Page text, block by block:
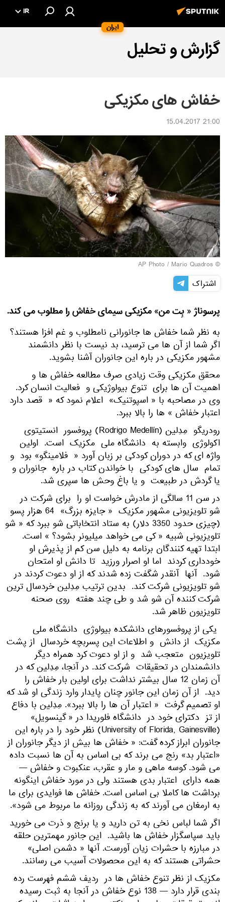
ایران
IR
گزارش و تحلیل
خفاش های مکزیکی
21:00 15.04.2017
© AP Photo / Mario Quadros
اشتراک
پرسوناژ « بِت من» مکزیکی سیمای خفاش را مطلوب می کند.
به نظر شما خفاش ها جانورانی نامطلوب و غم افزا هستند؟
اگر شما از آن ها می ترسید، بد نیست با نظر دانشمند
مشهور مکزیکی در باره این جانوران آشنا بشوید.
محقق مکزیکی وقت زیادی صرف مطالعه خفاش ها و
اهمیت آن ها برای تنوع بیولوژیکی و فعالیت انسان کرد.
وی در مصاحبه با « اسپوتنیک» اعلام نمود که « قصد دارد
اعتبار خفاش » ها را بالا ببرد.
رودریگو مِدِلین (Rodrigo Medellín) پروفسور انستیتوی
اکولوژی وابسته به دانشگاه ملی مکزیک است. اولین
واژه ای که در دوران کودکی بر زبان آورد « فلامینگو» بود و
تمام سال های کودکی با خواندن کتاب در باره جانوران و
یا گردش در طبیعت و یا باغ وحش ها سپری شد.
در سن 11 سالگی از مادرش خواست او را برای شرکت در
شو تلویزیونی مشهور مکزیک « جایزه بزرگ» 64 هزار پسو
(چیزی حدود 3350 دلار) به ستاد انتخاباتی شو ببرد که « شو
تلویزیونی شبیه « کی می خواهد میلیونر بشود؟ » است.
ابتدا تهیه کنندگان برنامه به دلیل سن کم از پذیرش او
خودداری کردند اما او اصرار ورزید تا دانش او امتحان
شود. آنها آنقدر شگفت زده شدند که از او دعوت کردند در
شو تلویزیونی شرکت کند. بدین ترتیب مِدِلین خردسال ترین
شرکت کننده آن شو شد و طی چند هفته روی صحنه
تلویزیون ظاهر شد.
یکی از پروفسورهای دانشکده بیولوژی دانشگاه ملی
مکزیک از دانش و اطلاعات این پسربچه خردسال از پشت
تلویزیون متعجب شد و از او دعوت کرد همراه دیگر
دانشمندان در تحقیقات شرکت کند. در آنجا، مِدِلین که در
آن زمان 12 سال بیشتر نداشت برای اولین بار خفاش را
دید. از آن زمان این جانور چنان پایدار وارد زندگی او شد که
او تصمیم گرفت « اعتبار آن ها را بالا ببرد». مِدِلین با دفاع
از تز دکترای خود در دانشگاه فلوریدا در « گینسویل»
(University of Florida, Gainesville) نظر خود را در باره این
جانوران ابراز کرده گفت: « خفاش ها بیش از دیگر جانوران از
«اعتبار بد» رنج می برند که بی اساس به آن ها نسبت داده
می شود. کوسه ماهی و مار و عقرب، عنکبوت و خفاش —
همه دارای اعتبار بدی هستند ولی در مورد خفاش اینگونه
برداشت ها کاملا بی اساس است. خفاش ها فوایدی برای ما
به ارمغان می آورند که به زندگی روزانه ما مربوط می شود».
اگر شما لباس نخی به تن دارید و یا برنج و ذرت می خورید
باید سپاسگزار خفاش ها باشید. این جانور مهمترین حلقه
در مبارزه با حشرات زیان آورست. آنها « دشمن اصلی»
حشراتی هستند که به این محصولات آسیب می رسانند.
مکزیک از نظر تنوع خفاش ها در ردیف ششم فهرست رده
بندی قرار دارد — 138 نوع خفاش در آنجا به ثبت رسیده